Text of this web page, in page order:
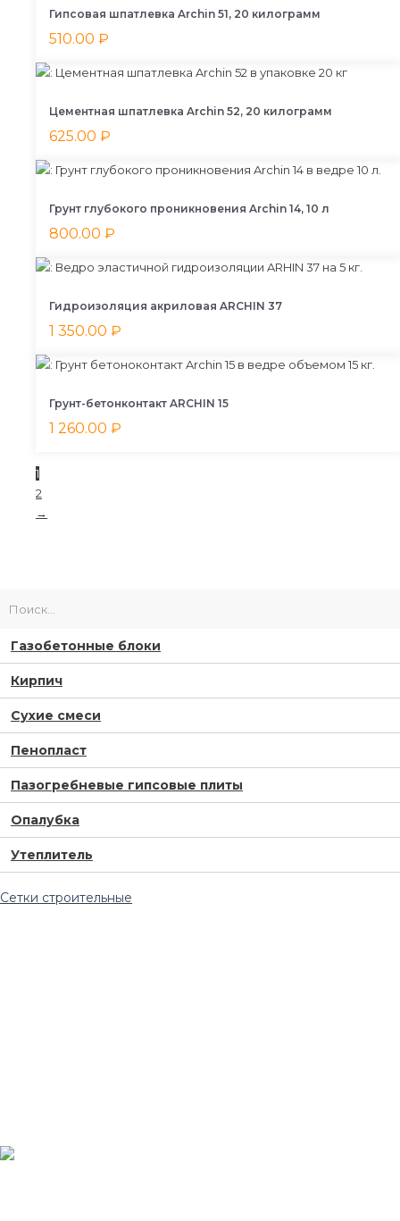
Газобетонные блоки
Кирпич
Сухие смеси
Пенопласт
Пазогребневые гипсовые плиты
Опалубка
Утеплитель
Сетки строительные
Гипсовая шпатлевка Archin 51, 20 килограмм
510.00 ₽
Цементная шпатлевка Archin 52, 20 килограмм
625.00 ₽
Грунт глубокого проникновения Archin 14, 10 л
800.00 ₽
Гидроизоляция акриловая ARCHIN 37
1 350.00 ₽
Грунт-бетонконтакт ARCHIN 15
1 260.00 ₽
1
2
→